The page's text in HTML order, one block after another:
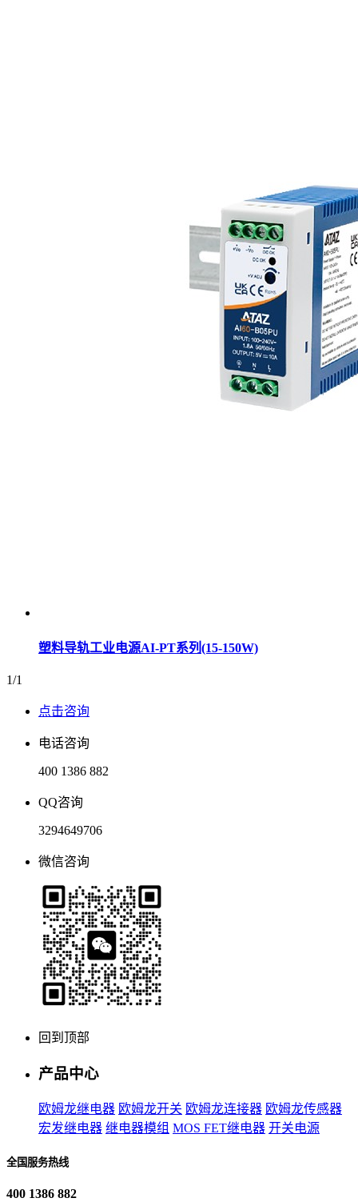
塑料导轨工业电源AI-PT系列(15-150W)
1/1
点击咨询
电话咨询
400 1386 882
QQ咨询
3294649706
微信咨询
回到顶部
产品中心
欧姆龙继电器 欧姆龙开关 欧姆龙连接器 欧姆龙传感器
宏发继电器 继电器模组 MOS FET继电器 开关电源
全国服务热线
400 1386 882